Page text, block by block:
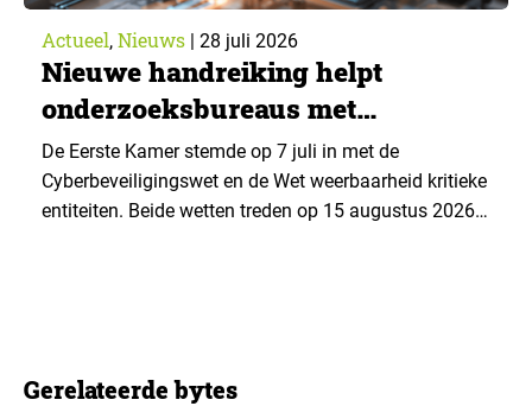
Actueel, Nieuws | 28 juli 2026
Nieuwe handreiking helpt
onderzoeksbureaus met
Cyberbeveiligingswet
De Eerste Kamer stemde op 7 juli in met de
Cyberbeveiligingswet en de Wet weerbaarheid kritieke
entiteiten. Beide wetten treden op 15 augustus 2026
onderzoeksorganisatie. De toepasselijkheid…
Gerelateerde bytes